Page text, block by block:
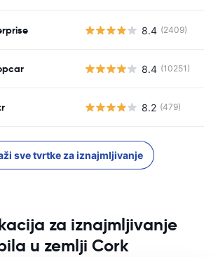
8.4 (2409)
8.4 (10251)
8.2 (479)
sve tvrtke za iznajmljivanje
za iznajmljivanje
u zemlji Cork